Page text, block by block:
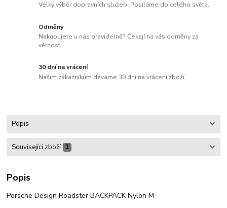
Velký výběr dopravních služeb. Posíláme do celého světa.
Odměny
Nakupujete u nás pravidelně? Čekají na vás odměny za
věrnost.
30 dní na vrácení
Našim zákazníkům dáváme 30 dní na vrácení zboží.
Popis
Související zboží 1
Popis
Porsche Design Roadster BACKPACK Nylon M